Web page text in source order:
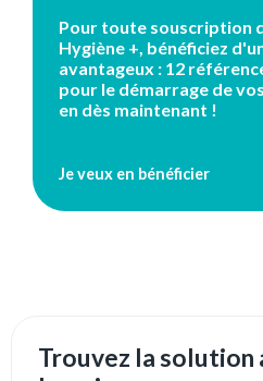
Pour toute souscription
Hygiène +, bénéficiez
avantageux : 12
pour le démarrage de
en dès maintenant !
Je veux en bénéficier
Trouvez la solution